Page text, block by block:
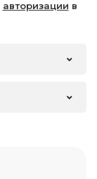
авторизации в